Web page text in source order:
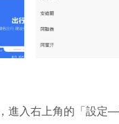
進入右上角的「設定